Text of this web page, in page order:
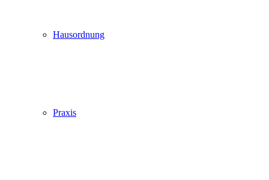
Hausordnung
Praxis